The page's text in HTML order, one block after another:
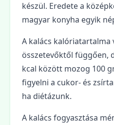
készül. Eredete a
magyar konyha egyik
A kalács kalóriatartalma
összetevőktől függően,
kcal között mozog 100
figyelni a cukor- és
ha diétázunk.
A kalács fogyasztása